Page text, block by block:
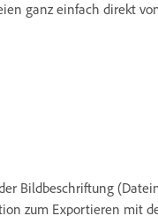
ganz einfach direkt
Bildbeschriftung
zum Exportieren mit